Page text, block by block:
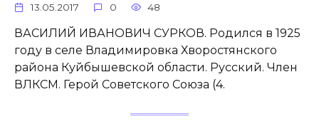
13.05.2017 0 48
ВАСИЛИЙ ИВАНОВИЧ СУРКОВ. Родился в 1925
году в селе Владимировка Хворостянского
района Куйбышевской области. Русский. Член
ВЛКСМ. Герой Советского Союза (4.